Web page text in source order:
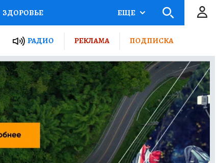
ЗДОРОВЬЕ
РОССИИ АФИША
ПУТЕВОДИТЕЛЬ
ТУРИЗМ
ВСЕ О КП
ЕЩЕ
РАДИО РЕКЛАМА ПОДПИСКА